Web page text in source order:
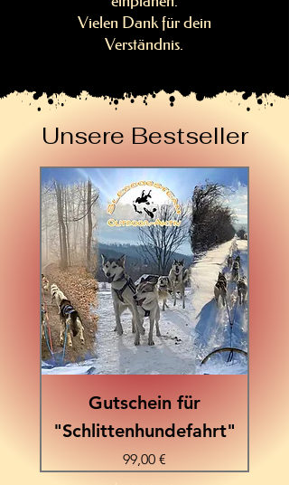
Vielen Dank für dein
Verständnis.
Unsere Bestseller
Gutschein für
"Schlittenhundefahrt"
Preis
99,00 €